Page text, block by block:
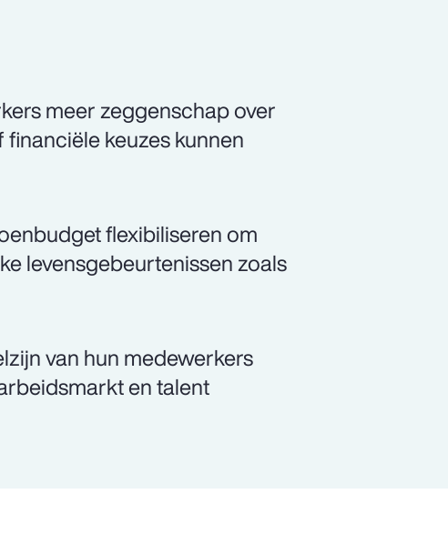
meer zeggenschap over
keuzes kunnen
flexibiliseren om
levensgebeurtenissen zoals
van hun medewerkers
en talent